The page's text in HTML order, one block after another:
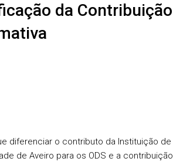
da Contribuição
diferenciar o contributo da Instituição de
de Aveiro para os ODS e a contribuição